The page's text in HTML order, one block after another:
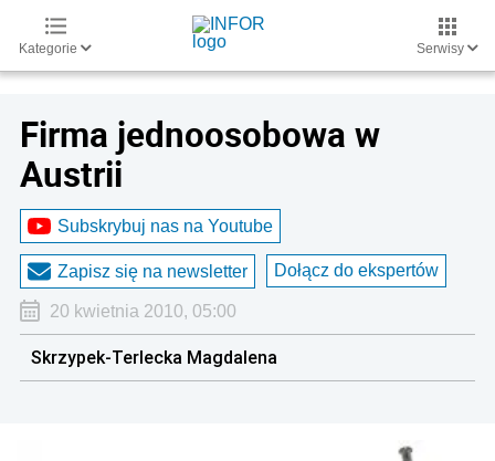
Kategorie Serwisy
Firma jednoosobowa w
Austrii
Subskrybuj nas na Youtube
Zapisz się na newsletter Dołącz do ekspertów
20 kwietnia 2010, 05:00
Skrzypek-Terlecka Magdalena